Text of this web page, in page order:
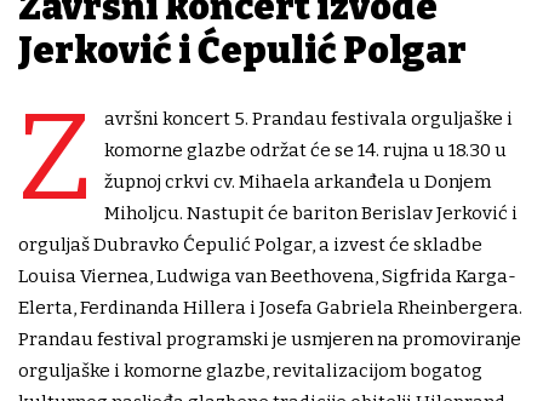
Jerković i Ćepulić Polgar
Z
avršni koncert 5. Prandau festivala orguljaške i
komorne glazbe održat će se 14. rujna u 18.30 u
župnoj crkvi cv. Mihaela arkanđela u Donjem
Miholjcu. Nastupit će bariton Berislav Jerković i
orguljaš Dubravko Ćepulić Polgar, a izvest će skladbe
Louisa Viernea, Ludwiga van Beethovena, Sigfrida Karga-
Elerta, Ferdinanda Hillera i Josefa Gabriela Rheinbergera.
Prandau festival programski je usmjeren na promoviranje
orguljaške i komorne glazbe, revitalizacijom bogatog